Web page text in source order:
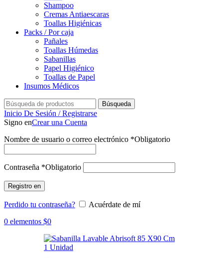
Shampoo
Cremas Antiaescaras
Toallas Higiénicas
Packs / Por caja
Pañales
Toallas Húmedas
Sabanillas
Papel Higiénico
Toallas de Papel
Insumos Médicos
Búsqueda
Inicio De Sesión / Registrarse
Signo enCrear una Cuenta
Nombre de usuario o correo electrónico *Obligatorio
Contraseña *Obligatorio
Registro en
Perdido tu contraseña?
Acuérdate de mí
0 elementos $0